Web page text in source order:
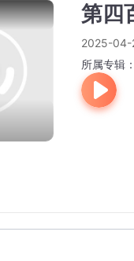
第四
2025-
所属专辑：